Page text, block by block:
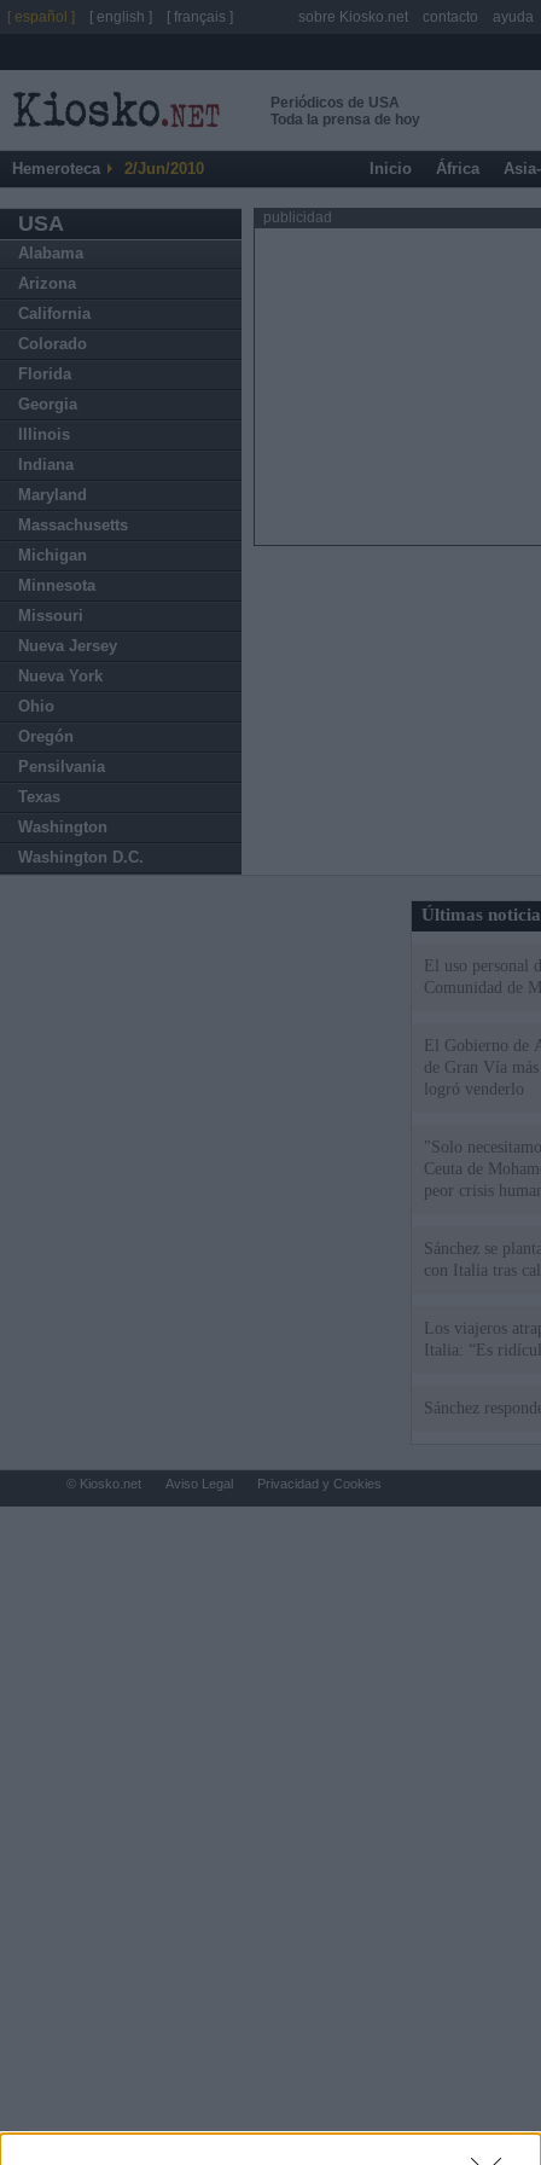
Periódicos de USA
Toda la prensa de hoy
Hemeroteca 2/Jun/2010 Inicio África
USA
Alabama
Arizona
California
Colorado
Florida
Georgia
Illinois
Indiana
Maryland
Massachusetts
Michigan
Minnesota
Missouri
Nueva Jersey
Nueva York
Ohio
Oregón
Pensilvania
Texas
Washington
Washington D.C.
publicidad
Últimas
El uso personal
Comunidad de
El Gobierno de
de Gran Vía
logró venderlo
"Solo
Ceuta de
peor crisis
Sánchez se
con Italia tras
Los viajeros
Italia: “Es
Sánchez
[ español ] [ english ] [ français ] sobre Kiosko.net contacto ayuda
© Kiosko.net Aviso Legal Privacidad y Cookies